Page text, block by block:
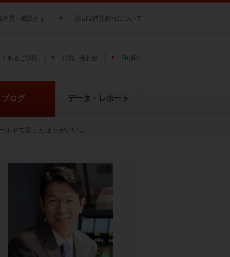
ルドで貰ったほうがいいよ
社員・職員さま 三菱UFJ信託銀行について
あるご質問 お問い合わせ English
貴金属の特性
純パラジウム上場信託（パラジウ
ムの果実）
ブログ データ・レポート